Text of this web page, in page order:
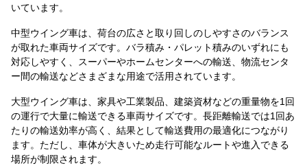
いています。
中型ウイング車は、荷台の広さと取り回しのしやすさのバランス
が取れた車両サイズです。バラ積み・パレット積みのいずれにも
対応しやすく、スーパーやホームセンターへの輸送、物流センタ
ー間の輸送などさまざまな用途で活用されています。
大型ウイング車は、家具や工業製品、建築資材などの重量物を1回
の運行で大量に輸送できる車両サイズです。長距離輸送では1回あ
たりの輸送効率が高く、結果として輸送費用の最適化につながり
ます。ただし、車体が大きいため走行可能なルートや進入できる
場所が制限されます。